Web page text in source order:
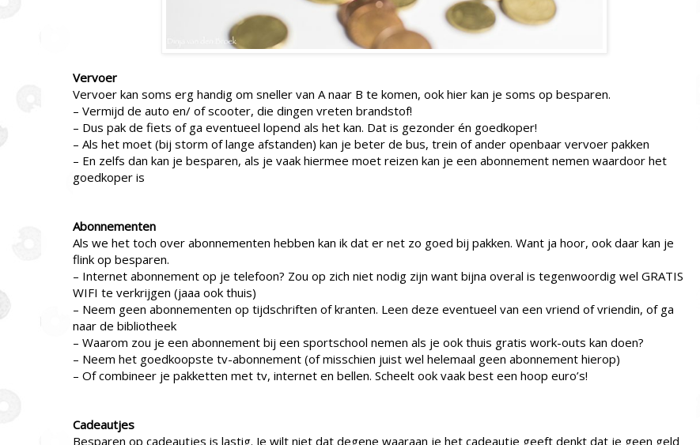
Vervoer
Vervoer kan soms erg handig om sneller van A naar B te komen, ook hier kan je soms op besparen.
– Vermijd de auto en/ of scooter, die dingen vreten brandstof!
– Dus pak de fiets of ga eventueel lopend als het kan. Dat is gezonder én goedkoper!
– Als het moet (bij storm of lange afstanden) kan je beter de bus, trein of ander openbaar vervoer pakken
– En zelfs dan kan je besparen, als je vaak hiermee moet reizen kan je een abonnement nemen waardoor het
goedkoper is
Abonnementen
Als we het toch over abonnementen hebben kan ik dat er net zo goed bij pakken. Want ja hoor, ook daar kan je
flink op besparen.
– Internet abonnement op je telefoon? Zou op zich niet nodig zijn want bijna overal is tegenwoordig wel GRATIS
WIFI te verkrijgen (jaaa ook thuis)
– Neem geen abonnementen op tijdschriften of kranten. Leen deze eventueel van een vriend of vriendin, of ga
naar de bibliotheek
– Waarom zou je een abonnement bij een sportschool nemen als je ook thuis gratis work-outs kan doen?
– Neem het goedkoopste tv-abonnement (of misschien juist wel helemaal geen abonnement hierop)
– Of combineer je pakketten met tv, internet en bellen. Scheelt ook vaak best een hoop euro’s!
Cadeautjes
Besparen op cadeautjes is lastig. Je wilt niet dat degene waaraan je het cadeautje geeft denkt dat je geen geld